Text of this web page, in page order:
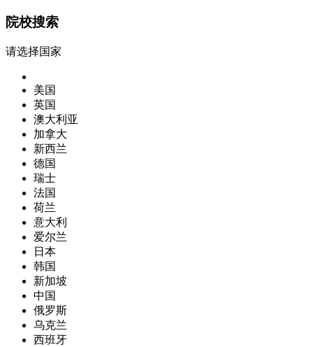
院校搜索
请选择国家
美国
英国
澳大利亚
加拿大
新西兰
德国
瑞士
法国
荷兰
意大利
爱尔兰
日本
韩国
新加坡
中国
俄罗斯
乌克兰
西班牙